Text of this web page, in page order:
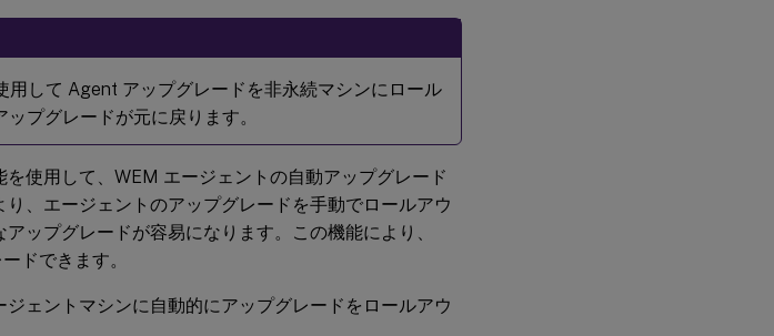
して Agent アップグレードを非永続マシンにロール
プグレードが元に戻ります。
使用して、WEM エージェントの自動アップグレード
、エージェントのアップグレードを手動でロールアウ
ップグレードが容易になります。この機能により、
ドできます。
ェントマシンに自動的にアップグレードをロールアウ